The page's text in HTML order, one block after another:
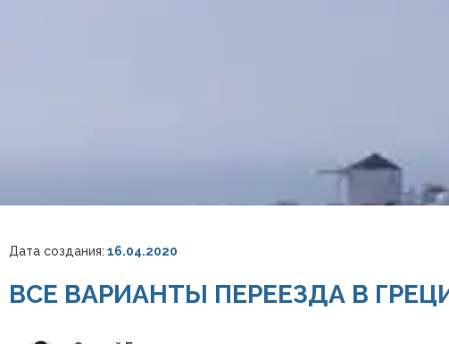
Дата создания: 16.04.2020
ВСЕ ВАРИАНТЫ ПЕРЕЕЗДА В